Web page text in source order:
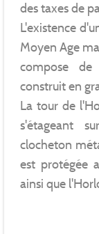
des taxes de
L'existence
Moyen Age
compose
construit en
La tour de
s'étageant
clocheton
est protégée
ainsi que